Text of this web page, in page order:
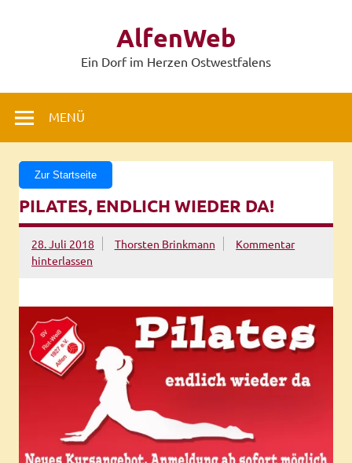
AlfenWeb
Ein Dorf im Herzen Ostwestfalens
MENÜ
Zur Startseite
PILATES, ENDLICH WIEDER DA!
28. Juli 2018 Thorsten Brinkmann
Kommentar
hinterlassen